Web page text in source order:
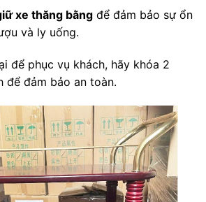
xe thăng bằngđể đảm bảo sự ổn
và ly uống.
để phục vụ khách, hãy khóa 2
để đảm bảo an toàn.